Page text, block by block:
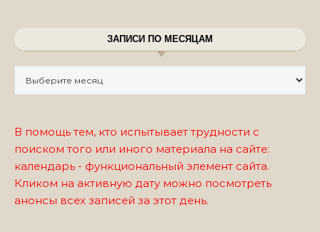
ЗАПИСИ ПО МЕСЯЦАМ
В помощь тем, кто испытывает трудности с
поиском того или иного материала на сайте:
календарь - функциональный элемент сайта.
Кликом на активную дату можно посмотреть
анонсы всех записей за этот день.